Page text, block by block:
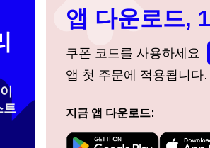
트
앱 다운로드,
쿠폰 코드를 사용하세요
앱 첫 주문에 적용됩니다.
지금 앱 다운로드:
또는 회원가입